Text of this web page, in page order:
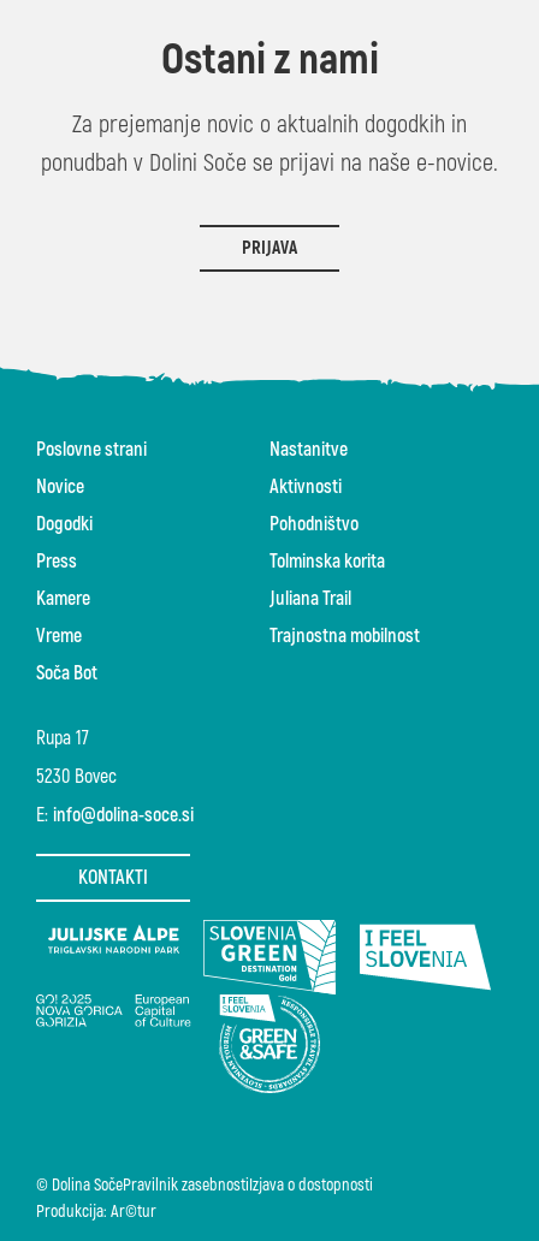
Ostani z nami
Za prejemanje novic o aktualnih dogodkih in
ponudbah v Dolini Soče se prijavi na naše e-novice.
PRIJAVA
Rupa 17
5230 Bovec
E: info@dolina-soce.si
KONTAKTI
Poslovne strani
Novice
Dogodki
Press
Kamere
Vreme
Soča Bot
Nastanitve
Aktivnosti
Pohodništvo
Tolminska korita
Juliana Trail
Trajnostna mobilnost
© Dolina SočePravilnik zasebnostiIzjava o dostopnosti
Produkcija: Ar©tur